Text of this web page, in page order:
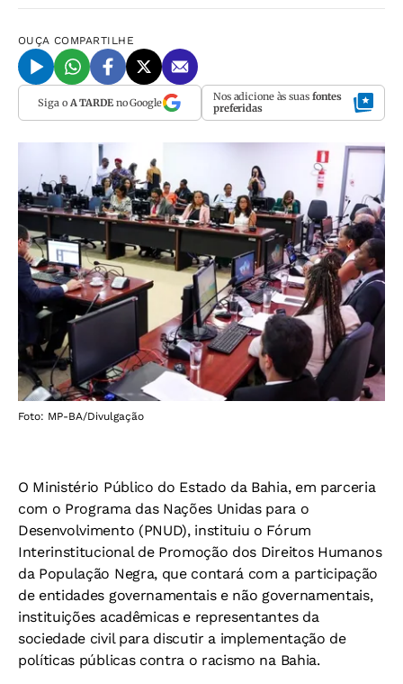
OUÇA COMPARTILHE
Siga o A TARDEno Google Nos adicione às suas fontes
preferidas
Foto: MP-BA/Divulgação
O Ministério Público do Estado da Bahia, em parceria
com o Programa das Nações Unidas para o
Desenvolvimento (PNUD), instituiu o Fórum
Interinstitucional de Promoção dos Direitos Humanos
da População Negra, que contará com a participação
de entidades governamentais e não governamentais,
instituições acadêmicas e representantes da
sociedade civil para discutir a implementação de
políticas públicas contra o racismo na Bahia.